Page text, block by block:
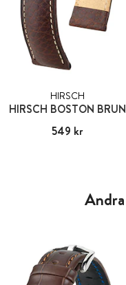
HIRSCH
HIRSCH BOSTON BRUN
Pris:549 kr
549 kr